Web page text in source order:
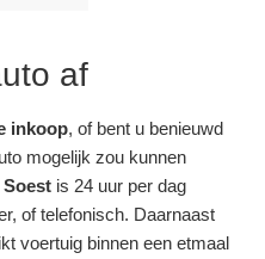
af
inkoop, of bent u benieuwd
mogelijk zou kunnen
is 24 uur per dag
of telefonisch. Daarnaast
voertuig binnen een etmaal